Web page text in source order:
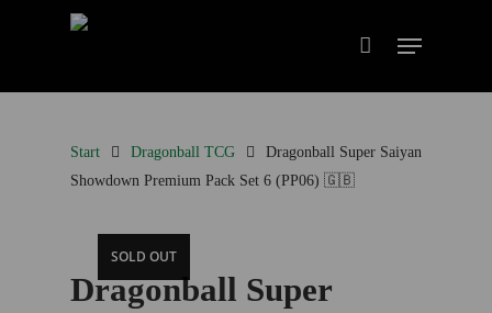
Start Dragonball TCG
Dragonball Super Saiyan
Showdown Premium Pack Set 6 (PP06) 🇬🇧
SOLD OUT
Dragonball Super